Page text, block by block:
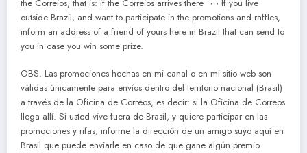
the Correios, that is: if the Correios arrives there ¬¬ If you live
outside Brazil, and want to participate in the promotions and raffles,
inform an address of a friend of yours here in Brazil that can send to
you in case you win some prize.
OBS. Las promociones hechas en mi canal o en mi sitio web son
válidas únicamente para envíos dentro del territorio nacional (Brasil)
a través de la Oficina de Correos, es decir: si la Oficina de Correos
llega allí. Si usted vive fuera de Brasil, y quiere participar en las
promociones y rifas, informe la dirección de un amigo suyo aquí en
Brasil que puede enviarle en caso de que gane algún premio.